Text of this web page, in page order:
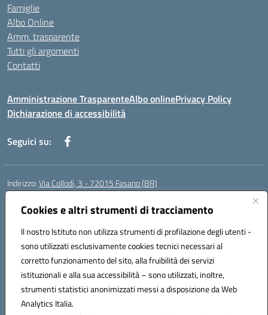
Cookies e altri strumenti di tracciamento
Il nostro Istituto non utilizza strumenti di profilazione degli utenti -
sono utilizzati esclusivamente cookies tecnici necessari al
corretto funzionamento del sito, alla fruibilità dei servizi
istituzionali e alla sua accessibilità – sono utilizzati, inoltre,
strumenti statistici anonimizzati messi a disposizione da Web
Analytics Italia.
Famiglie
Albo Online
Amm. trasparente
Tutti gli argomenti
Contatti
Amministrazione TrasparenteAlbo onlinePrivacy Policy
Dichiarazione di accessibilità
Seguici su:
Indirizzo:Via Collodi, 3 - 72015 Fasano (BR)
Centralino:
Posta elettronica certificata (PEC):bric839004@pec.istruzione.it
Codice fiscale: 90059320748
Codice meccanografico:BRIC839004
Codice Indice delle Pubbliche Amministrazioni (IPA): istsc_bree02200r
Codice unico di fatturazione (CUF): MIL3BD